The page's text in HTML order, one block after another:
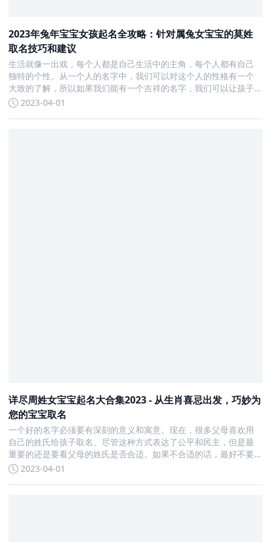
2023年兔年宝宝女孩起名全攻略：针对属兔女宝宝的莫姓
取名技巧和建议
生活就像一出戏，每个人都是自己生活中的主角，每个人都有自己
独特的个性。从一个人的名字中，我们可以对这个人的性格有一个
大致的了解，所以如果我们能有一个吉祥的名字，我们可以让孩子
在未来的发展中有更多的优势。 2023兔年即将到来，为了帮助家长
2023-04-01
详尽周姓女宝宝起名大合集2023 - 从生肖喜忌出发，巧妙为
您的宝宝取名
一个好的名字必须要有深刻的意义和寓意。现在，很多父母喜欢用
自己的姓氏给孩子取名。尽管这种方式表达了公平和民主，但是最
重要的还是要看父母的姓氏是否合适。如果不合适的话，最好不要
硬凑。 给孩子取一个好名字是每个家长的责任。名字既要有美好的
2023-04-01